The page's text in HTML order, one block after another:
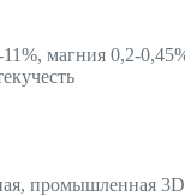
магния 0,2-
промышленная